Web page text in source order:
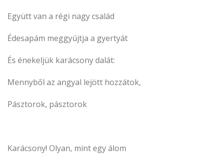
Együtt van a régi nagy család
Édesapám meggyújtja a gyertyát
És énekeljük karácsony dalát:
Mennyből az angyal lejött hozzátok,
Pásztorok, pásztorok
Karácsony! Olyan, mint egy álom